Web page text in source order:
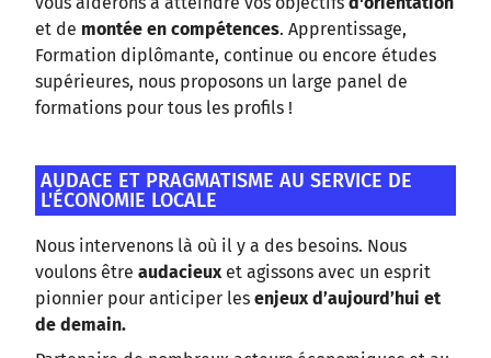
et de montée en compétences. Apprentissage,
Formation diplômante, continue ou encore études
supérieures, nous proposons un large panel de
formations pour tous les profils !
AUDACE ET PRAGMATISME AU SERVICE DE
L'ÉCONOMIE LOCALE
Nous intervenons là où il y a des besoins. Nous
voulons être audacieux et agissons avec un esprit
pionnier pour anticiper les enjeux d’aujourd’hui et
de demain.